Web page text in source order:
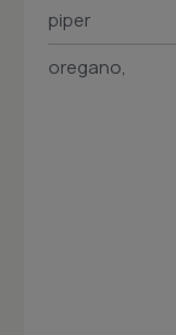
piper
oregano,